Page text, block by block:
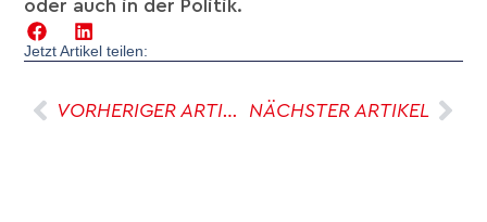
oder auch in der Politik.
Jetzt Artikel teilen:
VORHERIGER ARTIKEL NÄCHSTER ARTIKEL